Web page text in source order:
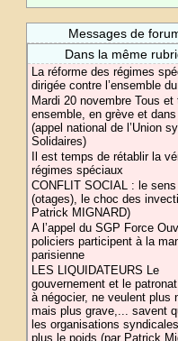
Messages de
Dans la même
La réforme des régimes
dirigée contre l’ensemble
Mardi 20 novembre Tous et
ensemble, en grève et
(appel national de l’Union
Solidaires)
Il est temps de rétablir la
régimes spéciaux
CONFLIT SOCIAL : le
(otages), le choc des
Patrick MIGNARD)
A l’appel du SGP Force
policiers participent à la
parisienne
LES LIQUIDATEURS Le
gouvernement et le patronat
à négocier, ne veulent plus
mais plus grave,... savent
les organisations
plus le poids (par Patrick